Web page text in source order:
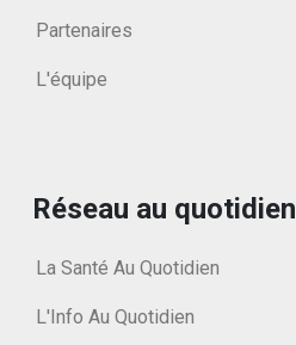
Partenaires
L'équipe
Réseau au quotidien
La Santé Au Quotidien
L'Info Au Quotidien